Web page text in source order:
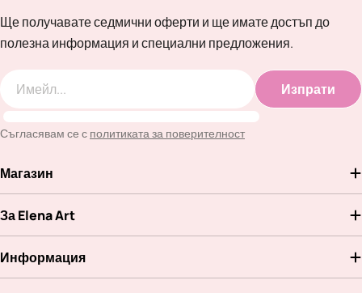
Ще получавате седмични оферти и ще имате достъп до
полезна информация и специални предложения.
Изпрати
Съгласявам се с политиката за поверителност
Магазин
За Elena Art
Информация